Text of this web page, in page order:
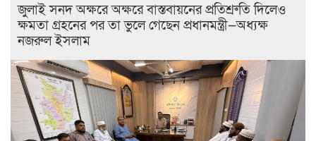
জুলাই সনদ অক্ষরে অক্ষরে বাস্তবায়নের প্রতিশ্রুতি দিলেও
ক্ষমতা গ্রহনের পর তা ভুলে গেছেন প্রধানমন্ত্রী—অধ্যক্ষ
নজরুল ইসলাম